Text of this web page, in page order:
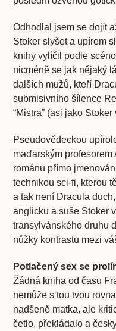
Odhodlal jsem se dojít
Stoker slyšet a upírem
knihy vylíčil podle
nicméně se jak nějaký
dalších mužů, kteří
submisivního šílence
“Mistra” (asi jako
Pseudovědeckou
maďarským profesorem
románu přímo
technikou sci-fi, kterou
a tak není Dracula
anglicku a suše Stoker
transylvánského druhu
nůžky kontrastu mezi
Potlačený sex se
Žádná kniha od času
nemůže s tou tvou
nadšeně matka, ale
četlo, překládalo a